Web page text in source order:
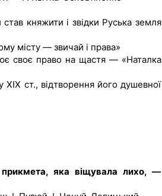
княжити і звідки Руська земля
місту — звичай і права»
своє право на щастя — «Наталка
ст., відтворення його душевної
прикмета, яка віщувала лихо, —